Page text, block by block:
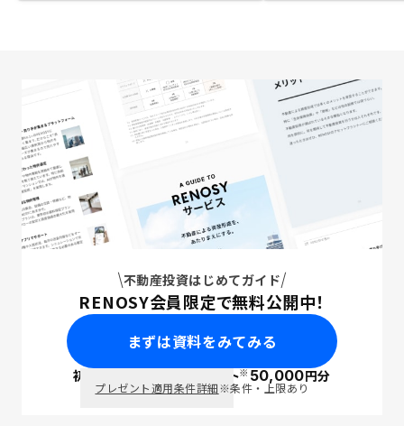
不動産投資はじめてガイド
RENOSY会員限定で無料公開中！
まずは資料をみてみる
初回面談で ポイント※50,000円分
プレゼント適用条件詳細※条件・上限あり